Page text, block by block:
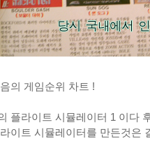
의 게임순위 차트 !
플라이트 시뮬레이터 1 이다
이트 시뮬레이터를 만든것은